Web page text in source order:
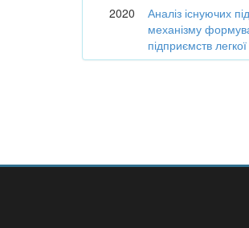
2020
Аналіз існуючих
механізму
підприємств